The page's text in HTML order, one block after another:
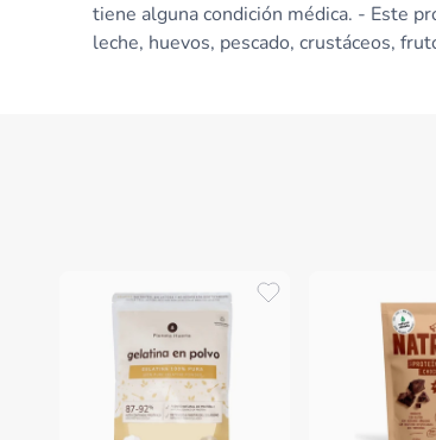
tiene alguna condición médica. - Este
leche, huevos, pescado, crustáceos,